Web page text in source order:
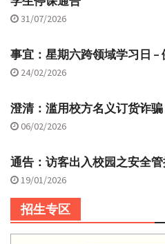
31/07/2026
事宜：星期六跨领域学习日 –
24/02/2026
澄清：滥用校方名义订货诈骗
06/02/2026
通告：访客出入校园之安全
19/01/2026
招生专区